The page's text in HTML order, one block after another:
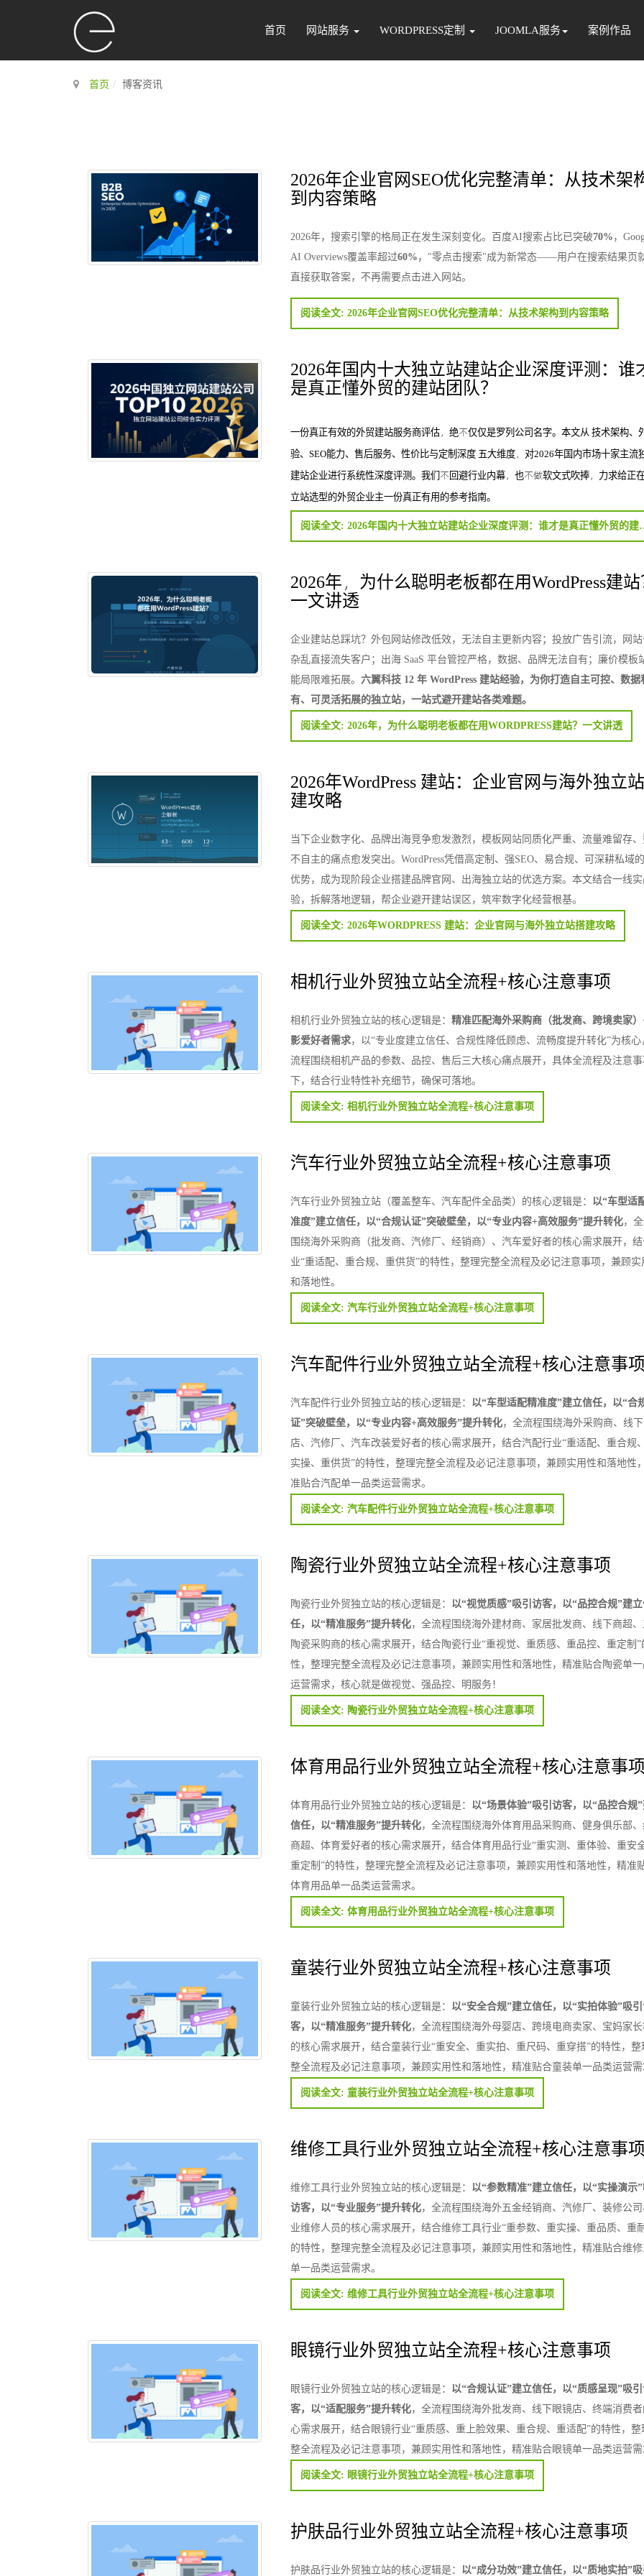
首页 网站服务 WORDPRESS定制 JOOMLA服务 案例作品
首页 博客资讯
2026年企业官网SEO优化完整清单：从技术架
到内容策略
2026年，搜索引擎的格局正在发生深刻变化。百度AI搜索占比已突破70% ，
AI Overviews覆盖率超过60% ，"零点击搜索"成为新常态——用户在搜索结果页
直接获取答案，不再需要点击进入网站。
阅读全文: 2026年企业官网SEO优化完整清单：从技术架构到内容策略
2026年国内十大独立站建站企业深度评测：谁
是真正懂外贸的建站团队？
一份真正有效的外贸建站服务商评估，绝不仅仅是罗列公司名字。本文从 技术架构、
验、SEO能力、售后服务、性价比与定制深度 五大维度，对2026年国内市场十家主流
建站企业进行系统性深度评测。我们不回避行业内幕，也不做软文式吹捧，力求给正
立站选型的外贸企业主一份真正有用的参考指南。
阅读全文: 2026年国内十大独立
2026年，为什么聪明老板都在用WordPress建站
一文讲透
企业建站总踩坑？外包网站修改低效，无法自主更新内容；投放广告引流，网站
杂乱直接流失客户；出海 SaaS 平台管控严格，数据、品牌无法自有；廉价模板
能局限难拓展。 六翼科技 12 年 WordPress 建站经验，为你打造自主可控、数据
有、可灵活拓展的独立站，一站式避开建站各类难题。
阅读全文: 2026年，为什么聪明老板都在用WORDPRESS建站？一文讲透
2026年WordPress 建站：企业官网与海外独立
建攻略
当下企业数字化、品牌出海竞争愈发激烈，模板网站同质化严重、流量难留存
不自主的痛点愈发突出。WordPress凭借高定制、强SEO、易合规、可深耕私域
优势，成为现阶段企业搭建品牌官网、出海独立站的优选方案。本文结合一线
验，拆解落地逻辑，帮企业避开建站误区，筑牢数字化经营根基。
阅读全文: 2026年WORDPRESS 建站：企业官网与海外独立站搭建攻略
相机行业外贸独立站全流程+核心注意事项
相机行业外贸独立站的核心逻辑是： 精准匹配海外采购商（批发商、跨境卖家
影爱好者需求，以“专业度建立信任、合规性降低顾虑、流畅度提升转化”为核心
流程围绕相机产品的参数、品控、售后三大核心痛点展开，具体全流程及注意事
下，结合行业特性补充细节，确保可落地。
阅读全文: 相机行业外贸独立站全流程+核心注意事项
汽车行业外贸独立站全流程+核心注意事项
汽车行业外贸独立站（覆盖整车、汽车配件全品类）的核心逻辑是： 以“车型适
准度”建立信任，以“合规认证”突破壁垒，以“专业内容+高效服务”提升转化，
围绕海外采购商（批发商、汽修厂、经销商）、汽车爱好者的核心需求展开，
业“重适配、重合规、重供货”的特性，整理完整全流程及必记注意事项，兼顾实
和落地性。
阅读全文: 汽车行业外贸独立站全流程+核心注意事项
汽车配件行业外贸独立站全流程+核心注意事项
汽车配件行业外贸独立站的核心逻辑是： 以“车型适配精准度”建立信任，以“合
证”突破壁垒，以“专业内容+高效服务”提升转化，全流程围绕海外采购商、线
店、汽修厂、汽车改装爱好者的核心需求展开，结合汽配行业“重适配、重合规
实操、重供货”的特性，整理完整全流程及必记注意事项，兼顾实用性和落地性
准贴合汽配单一品类运营需求。
阅读全文: 汽车配件行业外贸独立站全流程+核心注意事项
陶瓷行业外贸独立站全流程+核心注意事项
陶瓷行业外贸独立站的核心逻辑是： 以“视觉质感”吸引访客，以“品控合规”建
任，以“精准服务”提升转化，全流程围绕海外建材商、家居批发商、线下商超、
陶瓷采购商的核心需求展开，结合陶瓷行业“重视觉、重质感、重品控、重定制”
性，整理完整全流程及必记注意事项，兼顾实用性和落地性，精准贴合陶瓷单一
运营需求，核心就是做视觉、强品控、明服务！
阅读全文: 陶瓷行业外贸独立站全流程+核心注意事项
体育用品行业外贸独立站全流程+核心注意事项
体育用品行业外贸独立站的核心逻辑是： 以“场景体验”吸引访客，以“品控合规
信任，以“精准服务”提升转化，全流程围绕海外体育用品采购商、健身俱乐部、
商超、体育爱好者的核心需求展开，结合体育用品行业“重实测、重体验、重安全
重定制”的特性，整理完整全流程及必记注意事项，兼顾实用性和落地性，精准
体育用品单一品类运营需求。
阅读全文: 体育用品行业外贸独立站全流程+核心注意事项
童装行业外贸独立站全流程+核心注意事项
童装行业外贸独立站的核心逻辑是： 以“安全合规”建立信任，以“实拍体验”吸
客，以“精准服务”提升转化，全流程围绕海外母婴店、跨境电商卖家、宝妈家
的核心需求展开，结合童装行业“重安全、重实拍、重尺码、重穿搭”的特性，整
整全流程及必记注意事项，兼顾实用性和落地性，精准贴合童装单一品类运营需
阅读全文: 童装行业外贸独立站全流程+核心注意事项
维修工具行业外贸独立站全流程+核心注意事项
维修工具行业外贸独立站的核心逻辑是： 以“参数精准”建立信任，以“实操演示”
访客，以“专业服务”提升转化，全流程围绕海外五金经销商、汽修厂、装修公司
业维修人员的核心需求展开，结合维修工具行业“重参数、重实操、重品质、重
的特性，整理完整全流程及必记注意事项，兼顾实用性和落地性，精准贴合维
单一品类运营需求。
阅读全文: 维修工具行业外贸独立站全流程+核心注意事项
眼镜行业外贸独立站全流程+核心注意事项
眼镜行业外贸独立站的核心逻辑是： 以“合规认证”建立信任，以“质感呈现”吸
客，以“适配服务”提升转化，全流程围绕海外批发商、线下眼镜店、终端消费
心需求展开，结合眼镜行业“重质感、重上脸效果、重合规、重适配”的特性，整
整全流程及必记注意事项，兼顾实用性和落地性，精准贴合眼镜单一品类运营需
阅读全文: 眼镜行业外贸独立站全流程+核心注意事项
护肤品行业外贸独立站全流程+核心注意事项
护肤品行业外贸独立站的核心逻辑是： 以“成分功效”建立信任，以“质地实拍”